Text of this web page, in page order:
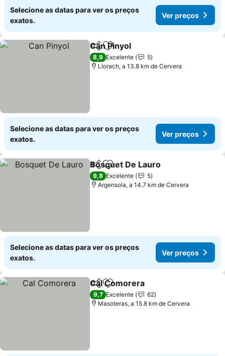
Selecione as datas para ver os preços
exatos.
Ver preços
PartilharAdicionar aos favoritos
Can Pinyol
8,9 Excelente
5
Llorach, a 13.8 km de Cervera
Selecione as datas para ver os preços
exatos.
Ver preços
PartilharAdicionar aos favoritos
Bosquet De Lauro
9,8 Excelente
5
Argensola, a 14.7 km de Cervera
Selecione as datas para ver os preços
exatos.
Ver preços
PartilharAdicionar aos favoritos
Cal Comorera
9,7 Excelente
62
Masoteras, a 15.8 km de Cervera